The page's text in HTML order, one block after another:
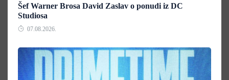
Šef Warner Brosa David Zaslav o ponudi iz DC
Studiosa
07.08.2026.